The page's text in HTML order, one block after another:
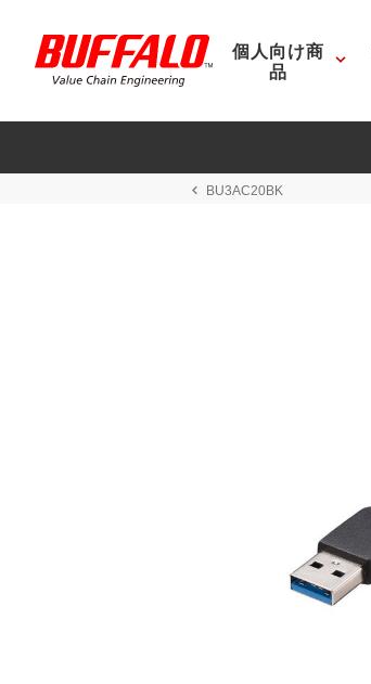
個人向け商
品
BU3AC20BK